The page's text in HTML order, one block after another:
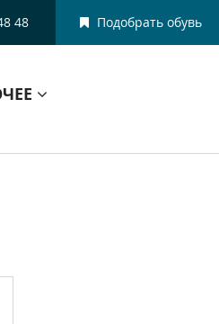
Подобрать обувь
48